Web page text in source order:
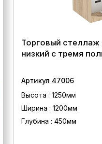
Торговый
низкий с тремя
Артикул 47006
Высота : 1250мм
Ширина : 1200мм
Глубина : 450мм